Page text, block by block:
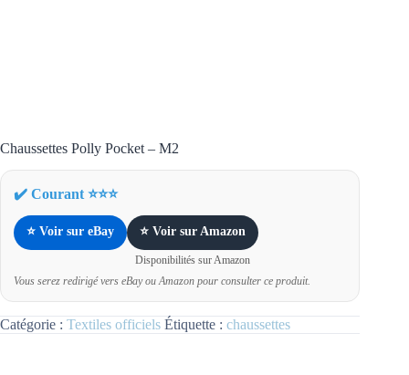
Chaussettes Polly Pocket – M2
✔️ Courant ⭐⭐⭐
⭐ Voir sur eBay ⭐ Voir sur Amazon
Disponibilités sur Amazon
Vous serez redirigé vers eBay ou Amazon pour consulter ce produit.
Catégorie : Textiles officiels Étiquette : chaussettes